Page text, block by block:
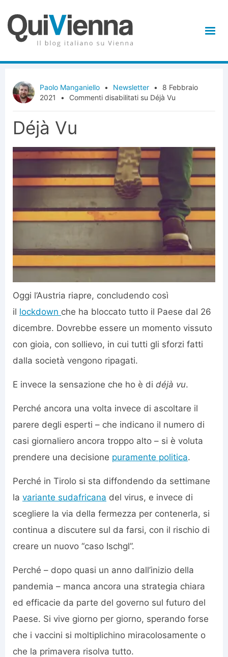
Paolo Manganiello • Newsletter •
8 Febbraio
2021
• Commenti disabilitati su Déjà Vu
Déjà Vu
Oggi l’Austria riapre, concludendo così
il lockdown che ha bloccato tutto il Paese dal 26
dicembre. Dovrebbe essere un momento vissuto
con gioia, con sollievo, in cui tutti gli sforzi fatti
dalla società vengono ripagati.
E invece la sensazione che ho è di déjà vu.
Perché ancora una volta invece di ascoltare il
parere degli esperti – che indicano il numero di
casi giornaliero ancora troppo alto – si è voluta
prendere una decisione puramente politica.
Perché in Tirolo si sta diffondendo da settimane
la variante sudafricana del virus, e invece di
scegliere la via della fermezza per contenerla, si
continua a discutere sul da farsi, con il rischio di
creare un nuovo “caso Ischgl”.
Perché – dopo quasi un anno dall’inizio della
pandemia – manca ancora una strategia chiara
ed efficacie da parte del governo sul futuro del
Paese. Si vive giorno per giorno, sperando forse
che i vaccini si moltiplichino miracolosamente o
che la primavera risolva tutto.